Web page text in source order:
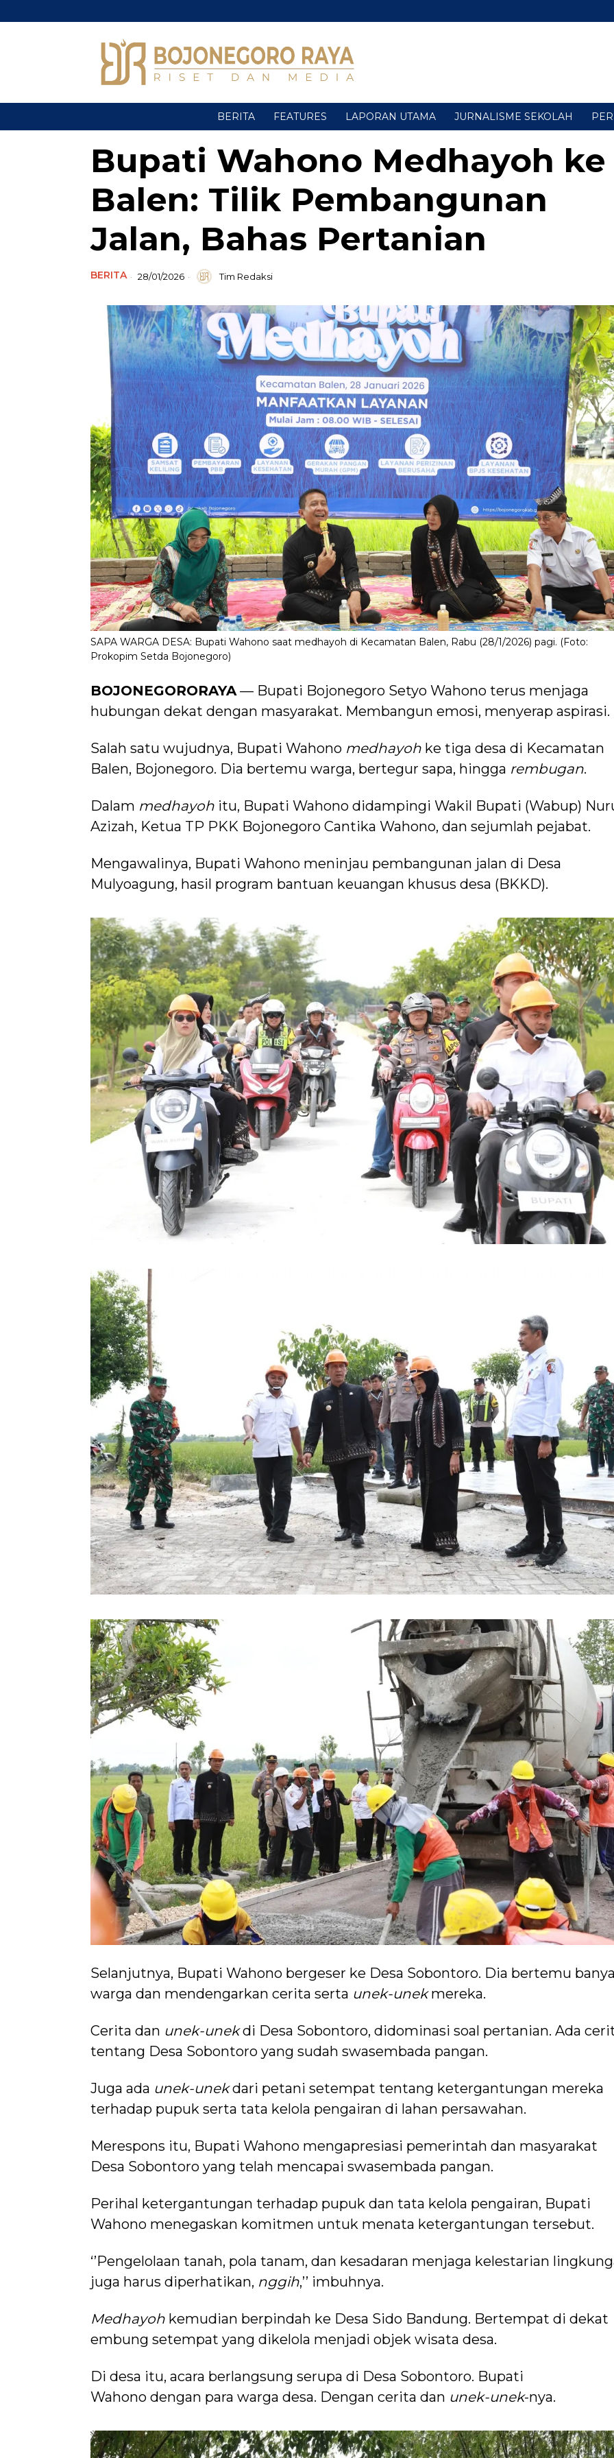
BERITA FEATURES LAPORAN UTAMA JURNALISME SEKOLAH
Bupati Wahono Medhayoh ke
Balen: Tilik Pembangunan
Jalan, Bahas Pertanian
BERITA 28/01/2026 Tim Redaksi
SAPA WARGA DESA: Bupati Wahono saat medhayoh di Kecamatan Balen, Rabu (28/1/2026) pagi. (Foto:
Prokopim Setda Bojonegoro)
BOJONEGORORAYA— Bupati Bojonegoro Setyo Wahono terus menjaga
hubungan dekat dengan masyarakat. Membangun emosi, menyerap aspirasi.
Salah satu wujudnya, Bupati Wahono medhayoh ke tiga desa di Kecamatan
Balen, Bojonegoro. Dia bertemu warga, bertegur sapa, hingga rembugan.
Dalam medhayoh itu, Bupati Wahono didampingi Wakil Bupati (Wabup)
Azizah, Ketua TP PKK Bojonegoro Cantika Wahono, dan sejumlah pejabat.
Mengawalinya, Bupati Wahono meninjau pembangunan jalan di Desa
Mulyoagung, hasil program bantuan keuangan khusus desa (BKKD).
Selanjutnya, Bupati Wahono bergeser ke Desa Sobontoro. Dia bertemu
warga dan mendengarkan cerita serta unek-unekmereka.
Cerita dan unek-unekdi Desa Sobontoro, didominasi soal pertanian. Ada
tentang Desa Sobontoro yang sudah swasembada pangan.
Juga ada unek-unekdari petani setempat tentang ketergantungan mereka
terhadap pupuk serta tata kelola pengairan di lahan persawahan.
Merespons itu, Bupati Wahono mengapresiasi pemerintah dan masyarakat
Desa Sobontoro yang telah mencapai swasembada pangan.
Perihal ketergantungan terhadap pupuk dan tata kelola pengairan, Bupati
Wahono menegaskan komitmen untuk menata ketergantungan tersebut.
‘’Pengelolaan tanah, pola tanam, dan kesadaran menjaga kelestarian
juga harus diperhatikan, nggih,’’ imbuhnya.
Medhayoh kemudian berpindah ke Desa Sido Bandung. Bertempat di dekat
embung setempat yang dikelola menjadi objek wisata desa.
Di desa itu, acara berlangsung serupa di Desa Sobontoro. Bupati
Wahono dengan para warga desa. Dengan cerita dan unek-unek-nya.